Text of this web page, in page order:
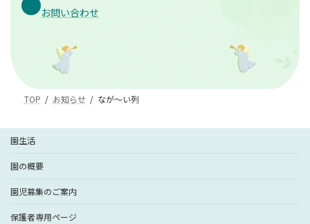
お問い合わせ
TOP お知らせ なが〜い列
園生活
園の概要
園児募集のご案内
保護者専用ページ